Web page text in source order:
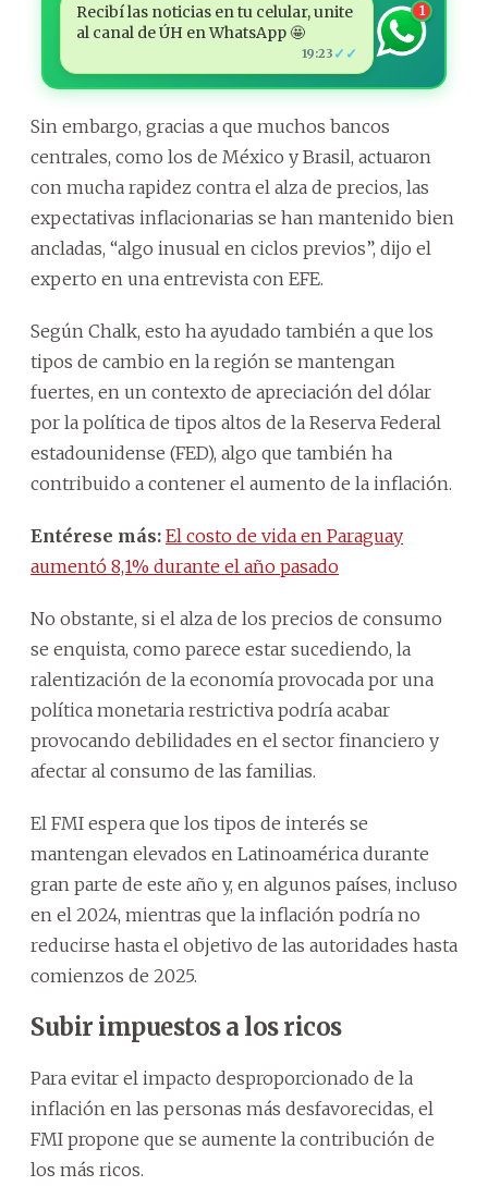
Recibí las noticias en tu celular, unite
al canal de ÚH en WhatsApp 🤩
19:23 ✓✓
1
Sin embargo, gracias a que muchos bancos
centrales, como los de México y Brasil, actuaron
con mucha rapidez contra el alza de precios, las
expectativas inflacionarias se han mantenido bien
ancladas, “algo inusual en ciclos previos”, dijo el
experto en una entrevista con EFE.
Según Chalk, esto ha ayudado también a que los
tipos de cambio en la región se mantengan
fuertes, en un contexto de apreciación del dólar
por la política de tipos altos de la Reserva Federal
estadounidense (FED), algo que también ha
contribuido a contener el aumento de la inflación.
Entérese más: El costo de vida en Paraguay
aumentó 8,1% durante el año pasado
No obstante, si el alza de los precios de consumo
se enquista, como parece estar sucediendo, la
ralentización de la economía provocada por una
política monetaria restrictiva podría acabar
provocando debilidades en el sector financiero y
afectar al consumo de las familias.
El FMI espera que los tipos de interés se
mantengan elevados en Latinoamérica durante
gran parte de este año y, en algunos países, incluso
en el 2024, mientras que la inflación podría no
reducirse hasta el objetivo de las autoridades hasta
comienzos de 2025.
Subir impuestos a los ricos
Para evitar el impacto desproporcionado de la
inflación en las personas más desfavorecidas, el
FMI propone que se aumente la contribución de
los más ricos.